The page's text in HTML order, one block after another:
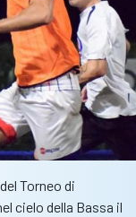
Torneo di
cielo della Bassa il